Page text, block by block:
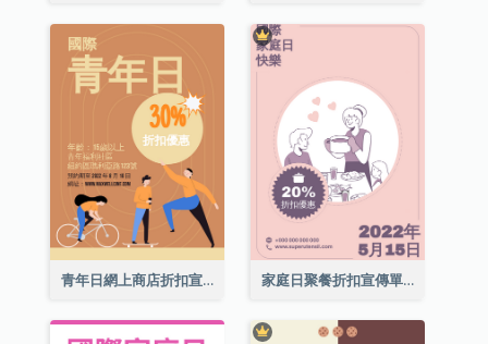
青年日網上商店折扣宣傳單張 家庭日聚餐折扣宣傳單張